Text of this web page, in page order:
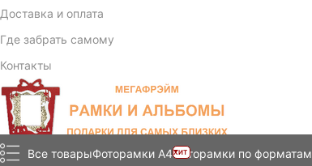
Доставка и оплата
Где забрать самому
Контакты
Все товарыФоторамки А4ХИТ
Фоторамки по форматам